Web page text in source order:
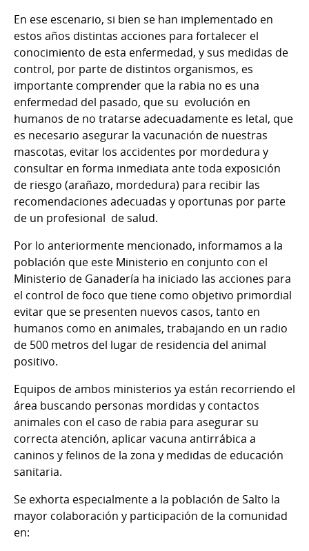
En ese escenario, si bien se han implementado en
estos años distintas acciones para fortalecer el
conocimiento de esta enfermedad, y sus medidas de
control, por parte de distintos organismos, es
importante comprender que la rabia no es una
enfermedad del pasado, que su evolución en
humanos de no tratarse adecuadamente es letal, que
es necesario asegurar la vacunación de nuestras
mascotas, evitar los accidentes por mordedura y
consultar en forma inmediata ante toda exposición
de riesgo (arañazo, mordedura) para recibir las
recomendaciones adecuadas y oportunas por parte
de un profesional de salud.
Por lo anteriormente mencionado, informamos a la
población que este Ministerio en conjunto con el
Ministerio de Ganadería ha iniciado las acciones para
el control de foco que tiene como objetivo primordial
evitar que se presenten nuevos casos, tanto en
humanos como en animales, trabajando en un radio
de 500 metros del lugar de residencia del animal
positivo.
Equipos de ambos ministerios ya están recorriendo el
área buscando personas mordidas y contactos
animales con el caso de rabia para asegurar su
correcta atención, aplicar vacuna antirrábica a
caninos y felinos de la zona y medidas de educación
sanitaria.
Se exhorta especialmente a la población de Salto la
mayor colaboración y participación de la comunidad
en: